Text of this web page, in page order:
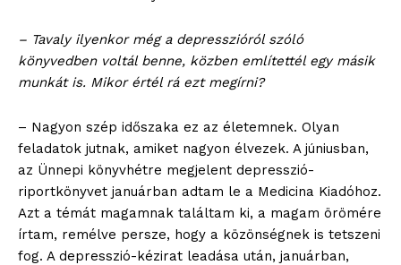
– Tavaly ilyenkor még a depresszióról szóló
könyvedben voltál benne, közben említettél egy másik
munkát is. Mikor értél rá ezt megírni?
– Nagyon szép időszaka ez az életemnek. Olyan
feladatok jutnak, amiket nagyon élvezek. A júniusban,
az Ünnepi könyvhétre megjelent depresszió-
riportkönyvet januárban adtam le a Medicina Kiadóhoz.
Azt a témát magamnak találtam ki, a magam örömére
írtam, remélve persze, hogy a közönségnek is tetszeni
fog. A depresszió-kézirat leadása után, januárban,